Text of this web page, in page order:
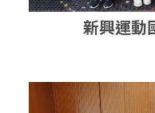
新興運動